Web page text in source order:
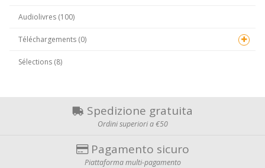
Audiolivres (100)
Téléchargements (0)
Sélections (8)
Spedizione gratuita
Ordini superiori a €50
Pagamento sicuro
Piattaforma multi-pagamento